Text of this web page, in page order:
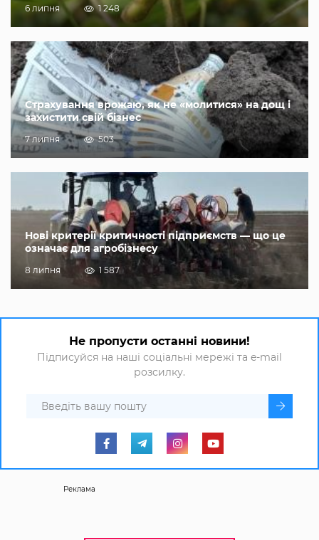
6 липня 1 248
Страхування врожаю, як не «молитися» на дощ і
захистити свій бізнес
7 липня 503
Нові критерії критичності підприємств — що це
означає для агробізнесу
8 липня 1 587
Не пропусти останні новини!
Підписуйся на наші соціальні мережі та e-mail
розсилку.
Реклама